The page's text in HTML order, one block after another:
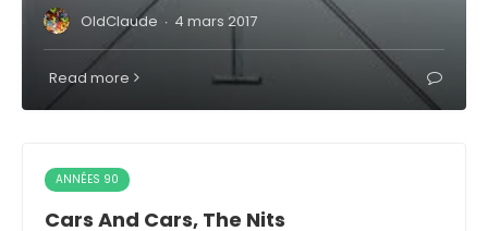
OldClaude · 4 mars 2017
Read more
ANNÉES 90
Cars And Cars, The Nits